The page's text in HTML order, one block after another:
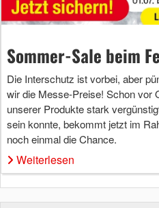
Sommer-Sale beim
Die Interschutz ist vorbei, aber
wir die Messe-Preise! Schon vor
unserer Produkte stark
sein konnte, bekommt jetzt im
noch einmal die Chance.
Weiterlesen